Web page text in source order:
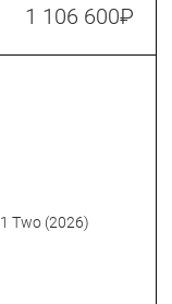
1 106 600₽